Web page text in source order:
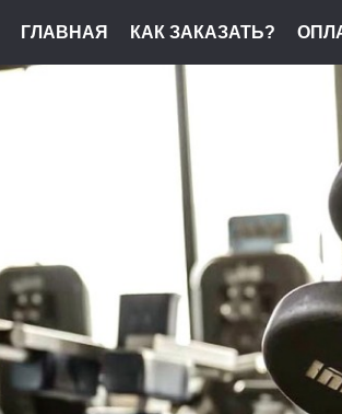
ГЛАВНАЯ КАК ЗАКАЗАТЬ?